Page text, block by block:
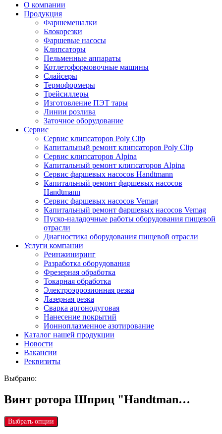
О компании
Продукция
Фаршемешалки
Блокорезки
Фаршевые насосы
Клипсаторы
Пельменные аппараты
Котлетоформовочные машины
Слайсеры
Термоформеры
Трейсиллеры
Изготовление ПЭТ тары
Линии розлива
Заточное оборудование
Сервис
Сервис клипсаторов Poly Clip
Капитальный ремонт клипсаторов Poly Clip
Сервис клипсаторов Alpina
Капитальный ремонт клипсаторов Alpina
Сервис фаршевых насосов Handtmann
Капитальный ремонт фаршевых насосов
Handtmann
Сервис фаршевых насосов Vemag
Капитальный ремонт фаршевых насосов Vemag
Пуско-наладочные работы оборудования пищевой
отрасли
Диагностика оборудования пищевой отрасли
Услуги компании
Реинжиниринг
Разработка оборудования
Фрезерная обработка
Токарная обработка
Электроэррозионная резка
Лазерная резка
Сварка аргонодуговая
Нанесение покрытий
Ионноплазменное азотирование
Каталог нашей продукции
Новости
Вакансии
Реквизиты
Выбрано:
Винт ротора Шприц "Handtman…
Выбрать опции